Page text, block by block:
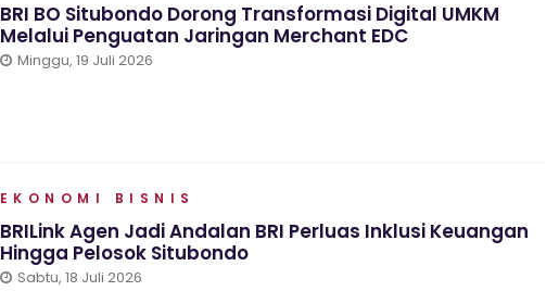
BRI BO Situbondo Dorong Transformasi Digital UMKM
Melalui Penguatan Jaringan Merchant EDC
Minggu, 19 Juli 2026
EKONOMI BISNIS
BRILink Agen Jadi Andalan BRI Perluas Inklusi Keuangan
Hingga Pelosok Situbondo
Sabtu, 18 Juli 2026